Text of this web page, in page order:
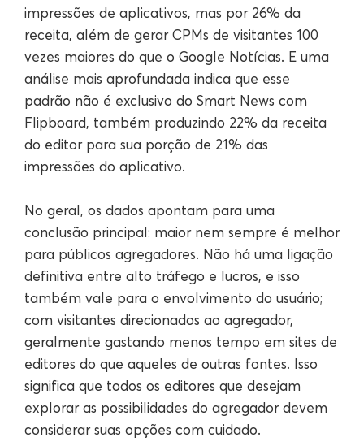
impressões de aplicativos, mas por 26% da
receita, além de gerar CPMs de visitantes 100
vezes maiores do que o Google Notícias. E uma
análise mais aprofundada indica que esse
padrão não é exclusivo do Smart News com
Flipboard, também produzindo 22% da receita
do editor para sua porção de 21% das
impressões do aplicativo.
No geral, os dados apontam para uma
conclusão principal: maior nem sempre é melhor
para públicos agregadores. Não há uma ligação
definitiva entre alto tráfego e lucros, e isso
também vale para o envolvimento do usuário;
com visitantes direcionados ao agregador,
geralmente gastando menos tempo em sites de
editores do que aqueles de outras fontes. Isso
significa que todos os editores que desejam
explorar as possibilidades do agregador devem
considerar suas opções com cuidado.